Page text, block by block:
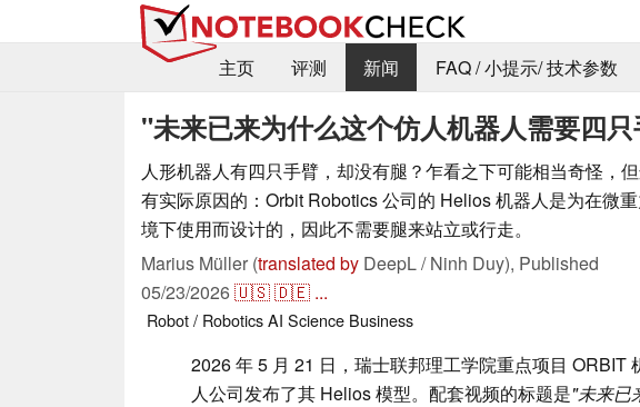
主页
评测 新闻 FAQ / 小提示/ 技术参数
"未来已来为什么这个仿人机器人需要四
人形机器人有四只手臂，却没有腿？乍看之下可能相当奇怪，
有实际原因的：Orbit Robotics 公司的 Helios 机器人是为在微
境下使用而设计的，因此不需要腿来站立或行走。
Marius Müller (translated by DeepL / Ninh Duy), Published
05/23/2026🇺🇸🇩🇪 ...
Robot / RoboticsAI Science Business
2026 年 5 月 21 日，瑞士联邦理工学院重点项目 ORBIT
人公司发布了其 Helios 模型。配套视频的标题是"未来已